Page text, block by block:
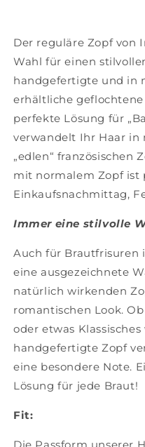
Der reguläre Zopf von
Wahl für einen
handgefertigte und in
erhältliche
perfekte Lösung für
verwandelt Ihr Haar in
„edlen“ französischen
mit normalem Zopf ist
Einkaufsnachmittag,
Immer eine stilvolle
Auch für Brautfrisuren
eine ausgezeichnete
natürlich wirkenden
romantischen Look.
oder etwas
handgefertigte Zopf
eine besondere Note.
Lösung für jede Braut!
Fit:
Die Passform unserer